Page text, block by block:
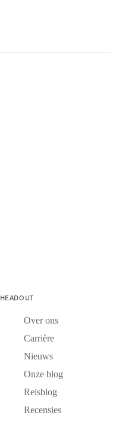
HEADOUT
Over ons
Carrière
Nieuws
Onze blog
Reisblog
Recensies